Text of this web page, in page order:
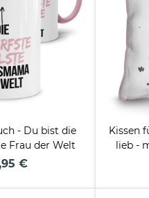
- Du bist die
Frau der Welt
€
Kissen
lieb -